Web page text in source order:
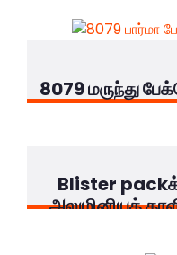
8079 மருந்து
Blister
அலுமினியத்